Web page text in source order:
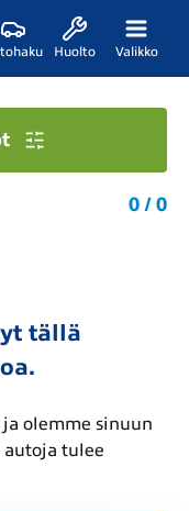
Huolto Valikko
0 / 0
tällä
olemme sinuun
autoja tulee